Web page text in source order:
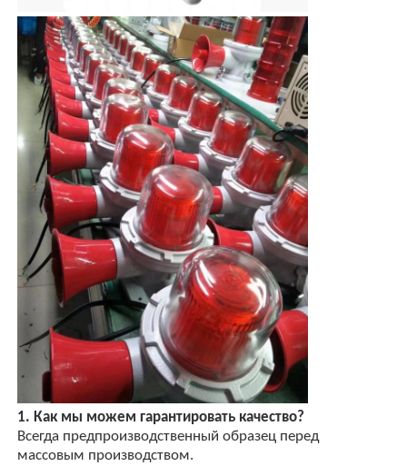
1. Как мы можем гарантировать качество?
Всегда предпроизводственный образец перед
массовым производством.